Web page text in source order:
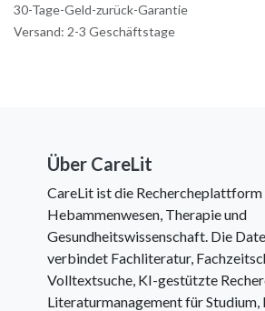
30-Tage-Geld-zurück-Garantie
Versand: 2-3 Geschäftstage
Über CareLit
CareLit ist die
Hebammenwesen, Therapie und
Gesundheitswissenschaft. Die
verbindet Fachliteratur,
Volltextsuche, KI-gestützte
Literaturmanagement für Studium,